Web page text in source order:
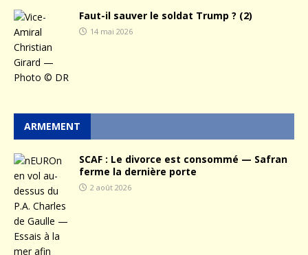
Faut-il sauver le soldat Trump ? (2)
14 mai 2026
ARMEMENT
SCAF : Le divorce est consommé — Safran
ferme la dernière porte
2 août 2026